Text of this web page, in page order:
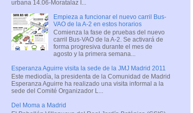
urbana 14.06-Moratalaz I...
Empieza a funcionar el nuevo carril Bus-
VAO de la A-2 en estos horarios
Comienza la fase de pruebas del nuevo
carril Bus-VAO de la A-2. Se activará de
forma progresiva durante el mes de
agosto y la primera semana...
Esperanza Aguirre visita la sede de la JMJ Madrid 2011
Este mediodía, la presidenta de la Comunidad de Madrid
Esperanza Aguirre ha realizado una visita informal a la
sede del Comité Organizador L...
Del Moma a Madrid